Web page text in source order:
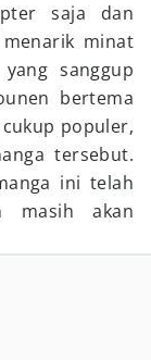
saja dan
minat
sanggup
bertema
populer,
tersebut.
ini telah
masih akan